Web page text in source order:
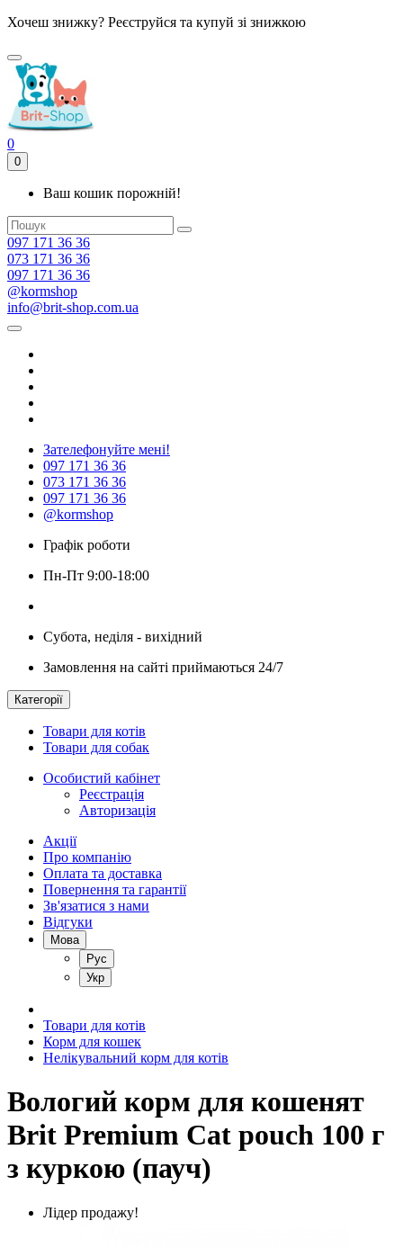
Хочеш знижку? Реєструйся та купуй зі знижкою
0
0
Ваш кошик порожній!
097 171 36 36
073 171 36 36
097 171 36 36
@kormshop
info@brit-shop.com.ua
Зателефонуйте мені!
097 171 36 36
073 171 36 36
097 171 36 36
@kormshop
Графік роботи
Пн-Пт 9:00-18:00
Субота, неділя - вихідний
Замовлення на сайті приймаються 24/7
Категорії
Товари для котів
Товари для собак
Особистий кабінет
Реєстрація
Авторизація
Акції
Про компанію
Оплата та доставка
Повернення та гарантії
Зв'язатися з нами
Відгуки
Мова
Рус
Укр
Товари для котів
Корм для кошек
Нелікувальний корм для котів
Вологий корм для кошенят
Brit Premium Cat pouch 100 г
з куркою (пауч)
Лідер продажу!